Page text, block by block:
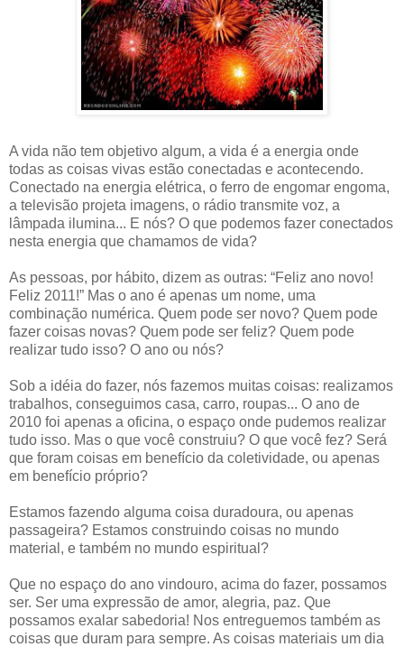
A vida não tem objetivo algum, a vida é a energia onde
todas as coisas vivas estão conectadas e acontecendo.
Conectado na energia elétrica, o ferro de engomar engoma,
a televisão projeta imagens, o rádio transmite voz, a
lâmpada ilumina... E nós? O que podemos fazer conectados
nesta energia que chamamos de vida?
As pessoas, por hábito, dizem as outras: “Feliz ano novo!
Feliz 2011!” Mas o ano é apenas um nome, uma
combinação numérica. Quem pode ser novo? Quem pode
fazer coisas novas? Quem pode ser feliz? Quem pode
realizar tudo isso? O ano ou nós?
Sob a idéia do fazer, nós fazemos muitas coisas: realizamos
trabalhos, conseguimos casa, carro, roupas... O ano de
2010 foi apenas a oficina, o espaço onde pudemos realizar
tudo isso. Mas o que você construiu? O que você fez? Será
que foram coisas em benefício da coletividade, ou apenas
em benefício próprio?
Estamos fazendo alguma coisa duradoura, ou apenas
passageira? Estamos construindo coisas no mundo
material, e também no mundo espiritual?
Que no espaço do ano vindouro, acima do fazer, possamos
ser. Ser uma expressão de amor, alegria, paz. Que
possamos exalar sabedoria! Nos entreguemos também as
coisas que duram para sempre. As coisas materiais um dia